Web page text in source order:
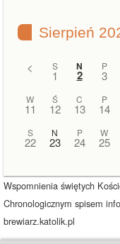
Sierpień
< S
1
N
2
P
3
W
11
Ś
12
C
13
P
14
S
22
N
23
P
24
W
25
Wspomnienia świętych
Chronologicznym spisem
brewiarz.katolik.pl